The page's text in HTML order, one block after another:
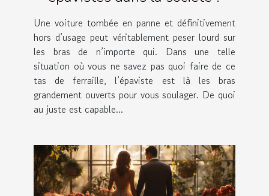
Une voiture tombée en panne et définitivement
hors d’usage peut véritablement peser lourd sur
les bras de n’importe qui. Dans une telle
situation où vous ne savez pas quoi faire de ce
tas de ferraille, l’épaviste est là les bras
grandement ouverts pour vous soulager. De quoi
au juste est capable...